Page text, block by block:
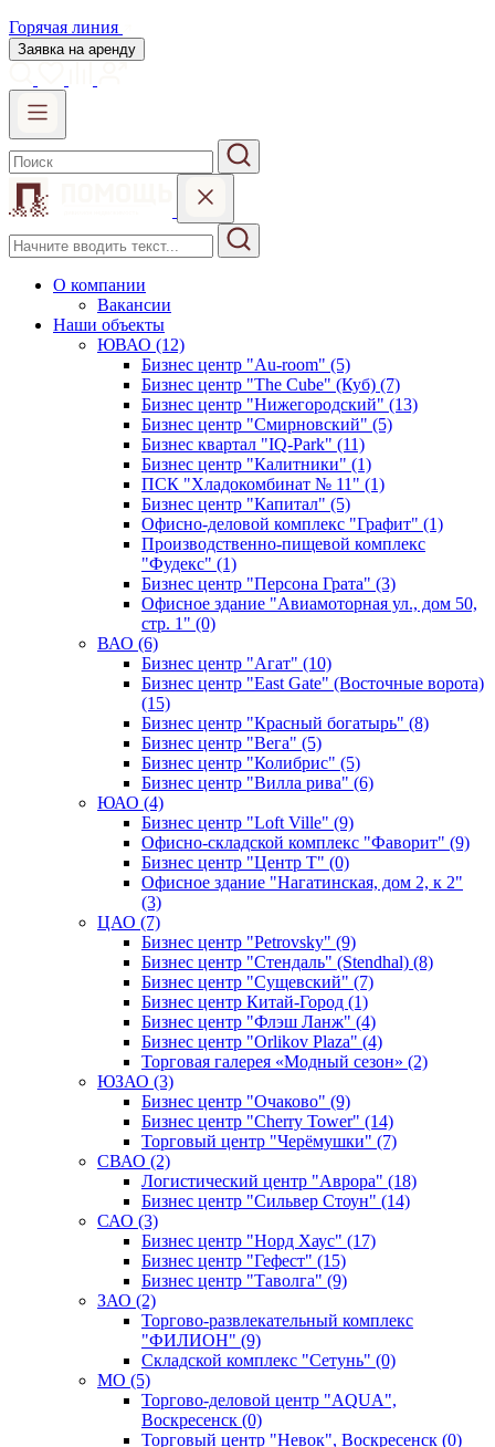
Горячая линия
Заявка на аренду
О компании
Вакансии
Наши объекты
ЮВАО (12)
Бизнес центр "Au-room" (5)
Бизнес центр "The Cube" (Куб) (7)
Бизнес центр "Нижегородский" (13)
Бизнес центр "Смирновский" (5)
Бизнес квартал "IQ-Park" (11)
Бизнес центр "Калитники" (1)
ПСК "Хладокомбинат № 11" (1)
Бизнес центр "Капитал" (5)
Офисно-деловой комплекс "Графит" (1)
Производственно-пищевой комплекс
"Фудекс" (1)
Бизнес центр "Персона Грата" (3)
Офисное здание "Авиамоторная ул., дом 50,
стр. 1" (0)
ВАО (6)
Бизнес центр "Агат" (10)
Бизнес центр "East Gate" (Восточные ворота)
(15)
Бизнес центр "Красный богатырь" (8)
Бизнес центр "Вега" (5)
Бизнес центр "Колибрис" (5)
Бизнес центр "Вилла рива" (6)
ЮАО (4)
Бизнес центр "Loft Ville" (9)
Офисно-складской комплекс "Фаворит" (9)
Бизнес центр "Центр Т" (0)
Офисное здание "Нагатинская, дом 2, к 2"
(3)
ЦАО (7)
Бизнес центр "Petrovsky" (9)
Бизнес центр "Стендаль" (Stendhal) (8)
Бизнес центр "Сущевский" (7)
Бизнес центр Китай-Город (1)
Бизнес центр "Флэш Ланж" (4)
Бизнес центр "Orlikov Plaza" (4)
Торговая галерея «Модный сезон» (2)
ЮЗАО (3)
Бизнес центр "Очаково" (9)
Бизнес центр "Cherry Tower" (14)
Торговый центр "Черёмушки" (7)
СВАО (2)
Логистический центр "Аврора" (18)
Бизнес центр "Сильвер Стоун" (14)
САО (3)
Бизнес центр "Норд Хаус" (17)
Бизнес центр "Гефест" (15)
Бизнес центр "Таволга" (9)
ЗАО (2)
Торгово-развлекательный комплекс
"ФИЛИОН" (9)
Складской комплекс "Сетунь" (0)
MO (5)
Торгово-деловой центр "AQUA",
Воскресенск (0)
Торговый центр "Невок", Воскресенск (0)